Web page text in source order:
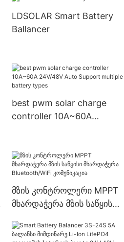
LDSOLAR Smart Battery
Ballancer
best pwm solar charge
controller 10A~60A
მზის კონტროლერი MPPT
მხარდაჭერა მზის საწყისი
Bluetooth/WiFi